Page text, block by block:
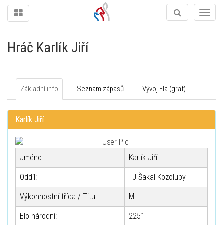
Hráč Karlík Jiří
Základní info Seznam zápasů Vývoj Ela (graf)
Karlík Jiří
Jméno: Karlík Jiří
Oddíl: TJ Šakal Kozolupy
Výkonnostní třída / Titul: M
Elo národní: 2251